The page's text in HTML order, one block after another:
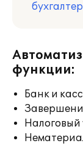
функции:
Банк и
Налоговый